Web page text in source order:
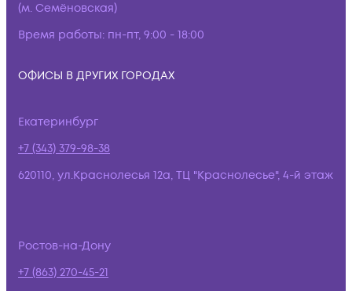
(м. Семёновская)
Время работы: пн-пт, 9:00 - 18:00
ОФИСЫ В ДРУГИХ ГОРОДАХ
Екатеринбург
+7 (343) 379-98-38
620110, ул.Краснолесья 12а, ТЦ "Краснолесье", 4-й этаж
Ростов-на-Дону
+7 (863) 270-45-21